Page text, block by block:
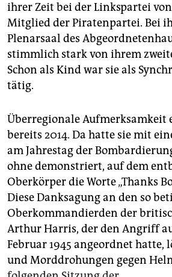
ihrer Zeit bei der Linkspartei
Mitglied der Piratenpartei. Bei
Plenarsaal des
stimmlich stark von ihrem
Schon als Kind war sie als
tätig.
Überregionale Aufmerksamkeit
bereits 2014. Da hatte sie mit
am Jahrestag der
ohne demonstriert, auf dem
Oberkörper die Worte „Thanks
Diese Danksagung an den so
Oberkommandierden der
Arthur Harris, der den Angriff
Februar 1945 angeordnet hatte,
und Morddrohungen gegen